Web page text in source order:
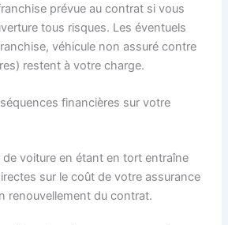
prévue au contrat si vous
tous risques. Les éventuels
véhicule non assuré contre
restent à votre charge.
financières sur votre
voiture en étant en tort entraîne
sur le coût de votre assurance
renouvellement du contrat.